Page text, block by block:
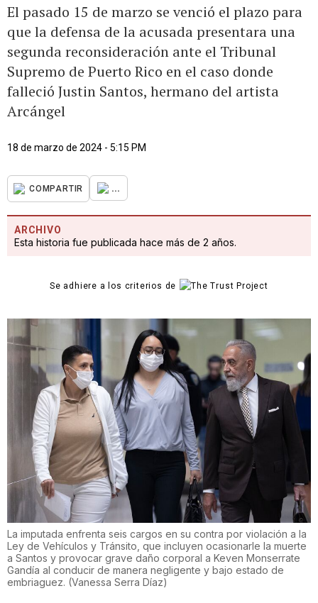
El pasado 15 de marzo se venció el plazo para
que la defensa de la acusada presentara una
segunda reconsideración ante el Tribunal
Supremo de Puerto Rico en el caso donde
falleció Justin Santos, hermano del artista
Arcángel
18 de marzo de 2024 - 5:15 PM
COMPARTIR ...
ARCHIVO
Esta historia fue publicada hace más de 2 años.
Se adhiere a los criterios de
La imputada enfrenta seis cargos en su contra por violación a la
Ley de Vehículos y Tránsito, que incluyen ocasionarle la muerte
a Santos y provocar grave daño corporal a Keven Monserrate
Gandía al conducir de manera negligente y bajo estado de
embriaguez. (Vanessa Serra Díaz)